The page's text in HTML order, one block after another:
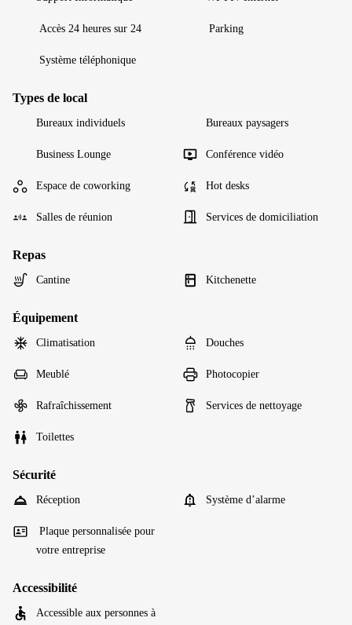
Accès 24 heures sur 24 Parking
Système téléphonique
Types de local
Bureaux individuels Bureaux paysagers
Business Lounge Conférence vidéo
Espace de coworking Hot desks
Salles de réunion Services de domiciliation
Repas
Cantine Kitchenette
Équipement
Climatisation Douches
Meublé Photocopier
Rafraîchissement Services de nettoyage
Toilettes
Sécurité
Réception Système d’alarme
Plaque personnalisée pour
votre entreprise
Accessibilité
Accessible aux personnes à